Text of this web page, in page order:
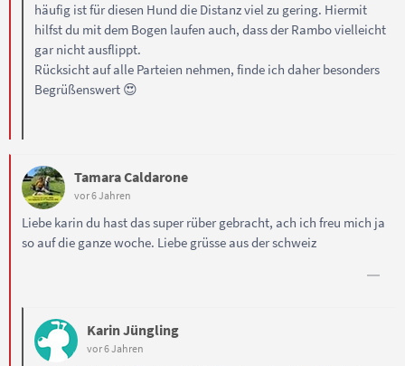
häufig ist für diesen Hund die Distanz viel zu gering. Hiermit
hilfst du mit dem Bogen laufen auch, dass der Rambo vielleicht
gar nicht ausflippt.
Rücksicht auf alle Parteien nehmen, finde ich daher besonders
Begrüßenswert 😍
Tamara Caldarone
vor 6 Jahren
Liebe karin du hast das super rüber gebracht, ach ich freu mich ja
so auf die ganze woche. Liebe grüsse aus der schweiz
Karin Jüngling
vor 6 Jahren